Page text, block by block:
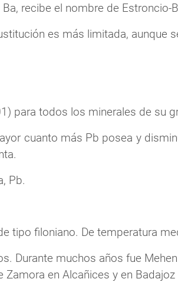
recibe el nombre de Estroncio-
es más limitada, aunque
para todos los minerales de su
cuanto más Pb posea y
Pb.
tipo filoniano. De temperatura
Durante muchos años fue
en Alcañices y en